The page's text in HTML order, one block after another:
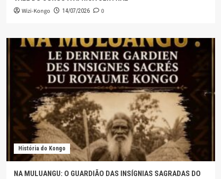
Wizi-Kongo 14/07/2026 0
História do Kongo
NA MULUANGU: O GUARDIÃO DAS INSÍGNIAS SAGRADAS DO